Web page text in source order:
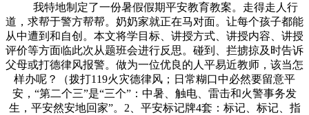
我特地制定了一份暑假假期平安教育教案。走得走人行
道，求帮于警方帮帮。奶奶家就正在马对面。让每个孩子都能
从中遭到和自创。本文将学目标、讲授方式、讲授内容、讲授
评价等方面临此次从题班会进行反思。碰到、拦掳掠及时告诉
父母或打德律风报警。做为一位优良的人平易近教师，该当怎
样办呢？（拨打119火灾德律风；日常糊口中必然要留意平
安，“第二个三”是“三个”：中暑、触电、雷击和火警事务发
生，平安然安地回家”。2、平安标记牌4套：标记、标记、指